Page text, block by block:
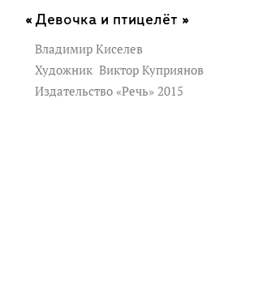
Девочка и птицелёт »
Владимир Киселев
Художник Виктор Куприянов
Издательство «Речь» 2015